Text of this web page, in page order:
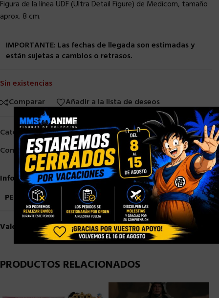
Figura de la línea UDF (Ultra Detail Figure) de Medicom, tamaño
aprox. 8 cm.
IMPORTANTE: Las fechas de llegada son estimadas y
están sujetas a cambios o retrasos.
Sin existencias
Comparar
Añadir a la lista de deseos
Categorías:Otros,Otros Fabricantes
Compartir:
Información adicional
PESO
0,6 kg
Valoraciones (0)
PRODUCTOS RELACIONADOS
×